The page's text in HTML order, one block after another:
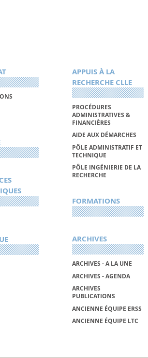
APPUIS À LA
RECHERCHE CLLE
PROCÉDURES
ADMINISTRATIVES &
FINANCIÈRES
AIDE AUX DÉMARCHES
PÔLE ADMINISTRATIF ET
TECHNIQUE
PÔLE INGÉNIERIE DE LA
RECHERCHE
FORMATIONS
ARCHIVES
ARCHIVES - A LA UNE
ARCHIVES - AGENDA
ARCHIVES
PUBLICATIONS
ANCIENNE ÉQUIPE ERSS
ANCIENNE ÉQUIPE LTC